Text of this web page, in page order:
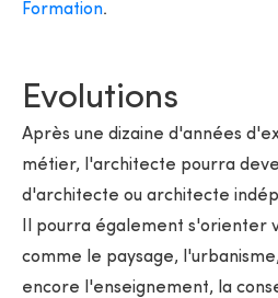
Formation.
Evolutions
Après une dizaine d'années
métier, l'architecte pourra
d'architecte ou architecte
Il pourra également s'orienter
comme le paysage,
encore l'enseignement, la